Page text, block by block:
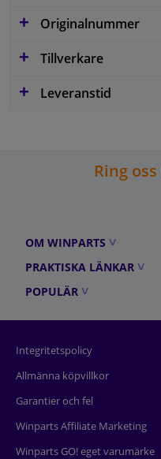
Originalnummer
Tillverkare
Leveranstid
Ring oss
OM WINPARTS
PRAKTISKA LÄNKAR
POPULÄR
Integritetspolicy
Allmänna köpvillkor
Garantier och fel
Winparts Affiliate Marketing
Winparts GO! eget varumärke